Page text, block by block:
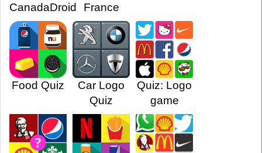
CanadaDroid
France
Food Quiz
Car Logo
Quiz
Quiz: Logo
game